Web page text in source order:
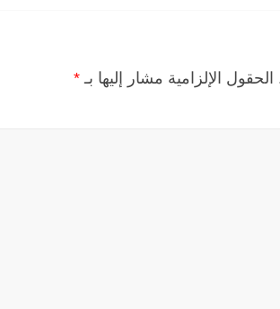
الحقول الإلزامية مشار إليها بـ *